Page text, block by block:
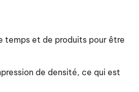
temps et de produits pour être
de densité, ce qui est